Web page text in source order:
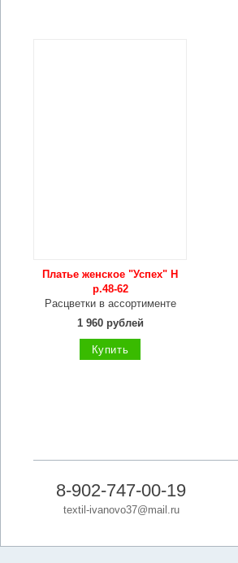
Платье женское "Успех" Н
р.48-62
Расцветки в ассортименте
1 960 рублей
Купить
8-902-747-00-19
textil-ivanovo37@mail.ru